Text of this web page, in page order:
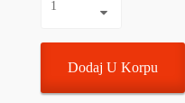
Dodaj U Korpu